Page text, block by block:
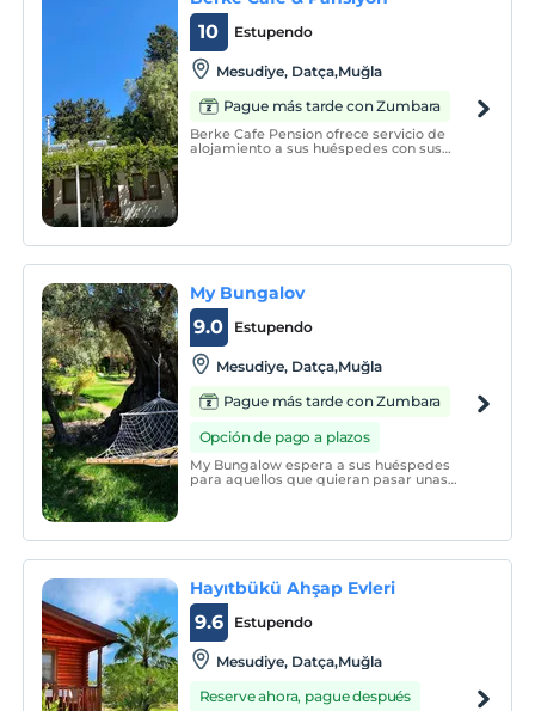
Estupendo
10
Mesudiye, Datça,Muğla
Pague más tarde con Zumbara
Berke Cafe Pension ofrece servicio de
alojamiento a sus huéspedes con sus
My Bungalov
Estupendo
9.0
Mesudiye, Datça,Muğla
Pague más tarde con Zumbara
Opción de pago a plazos
My Bungalow espera a sus huéspedes
para aquellos que quieran pasar unas
de pescado en la orilla, frondosos
Hayıtbükü Ahşap Evleri
Estupendo
9.6
Mesudiye, Datça,Muğla
Reserve ahora, pague después